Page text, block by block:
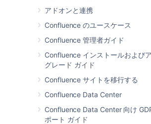
アドオンと連携
Confluence のユースケース
Confluence 管理者ガイド
Confluence インストールおよび
グレード ガイド
Confluence サイトを移行する
Confluence Data Center
Confluence Data Center 向け
ポート ガイド
迅速かつシンプルで信頼性が
バックアップとリストアの方法
スペースとスペース設定のコ